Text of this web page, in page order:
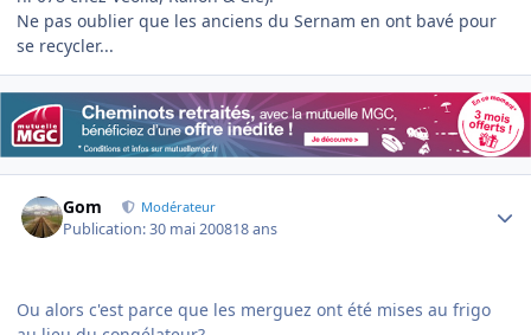
Ne pas oublier que les anciens du Sernam en ont bavé pour
se recycler...
Gom Modérateur
Publication:30 mai 200818 ans
Ou alors c'est parce que les merguez ont été mises au frigo